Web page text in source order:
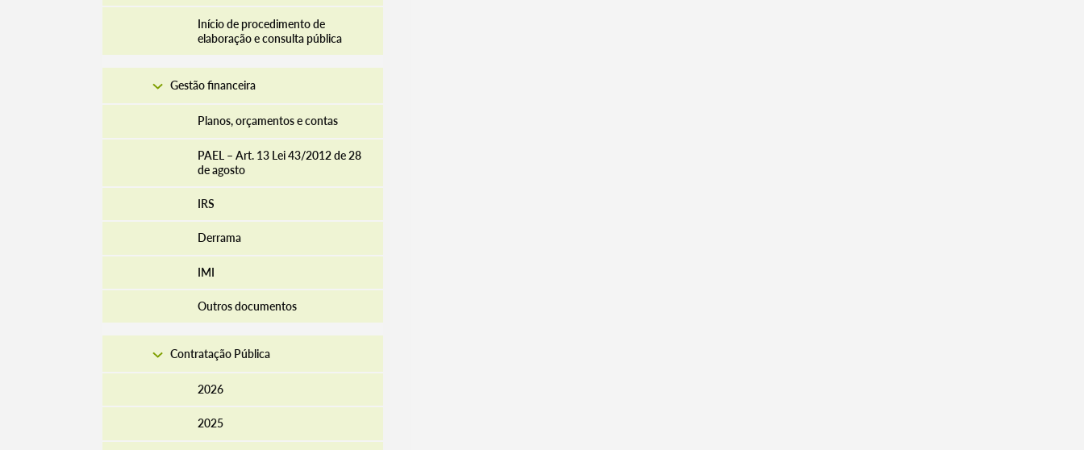
Início de procedimento de
elaboração e consulta pública
Gestão financeira
Planos, orçamentos e contas
PAEL – Art. 13 Lei 43/2012 de 28
de agosto
IRS
Derrama
IMI
Outros documentos
Contratação Pública
2026
2025